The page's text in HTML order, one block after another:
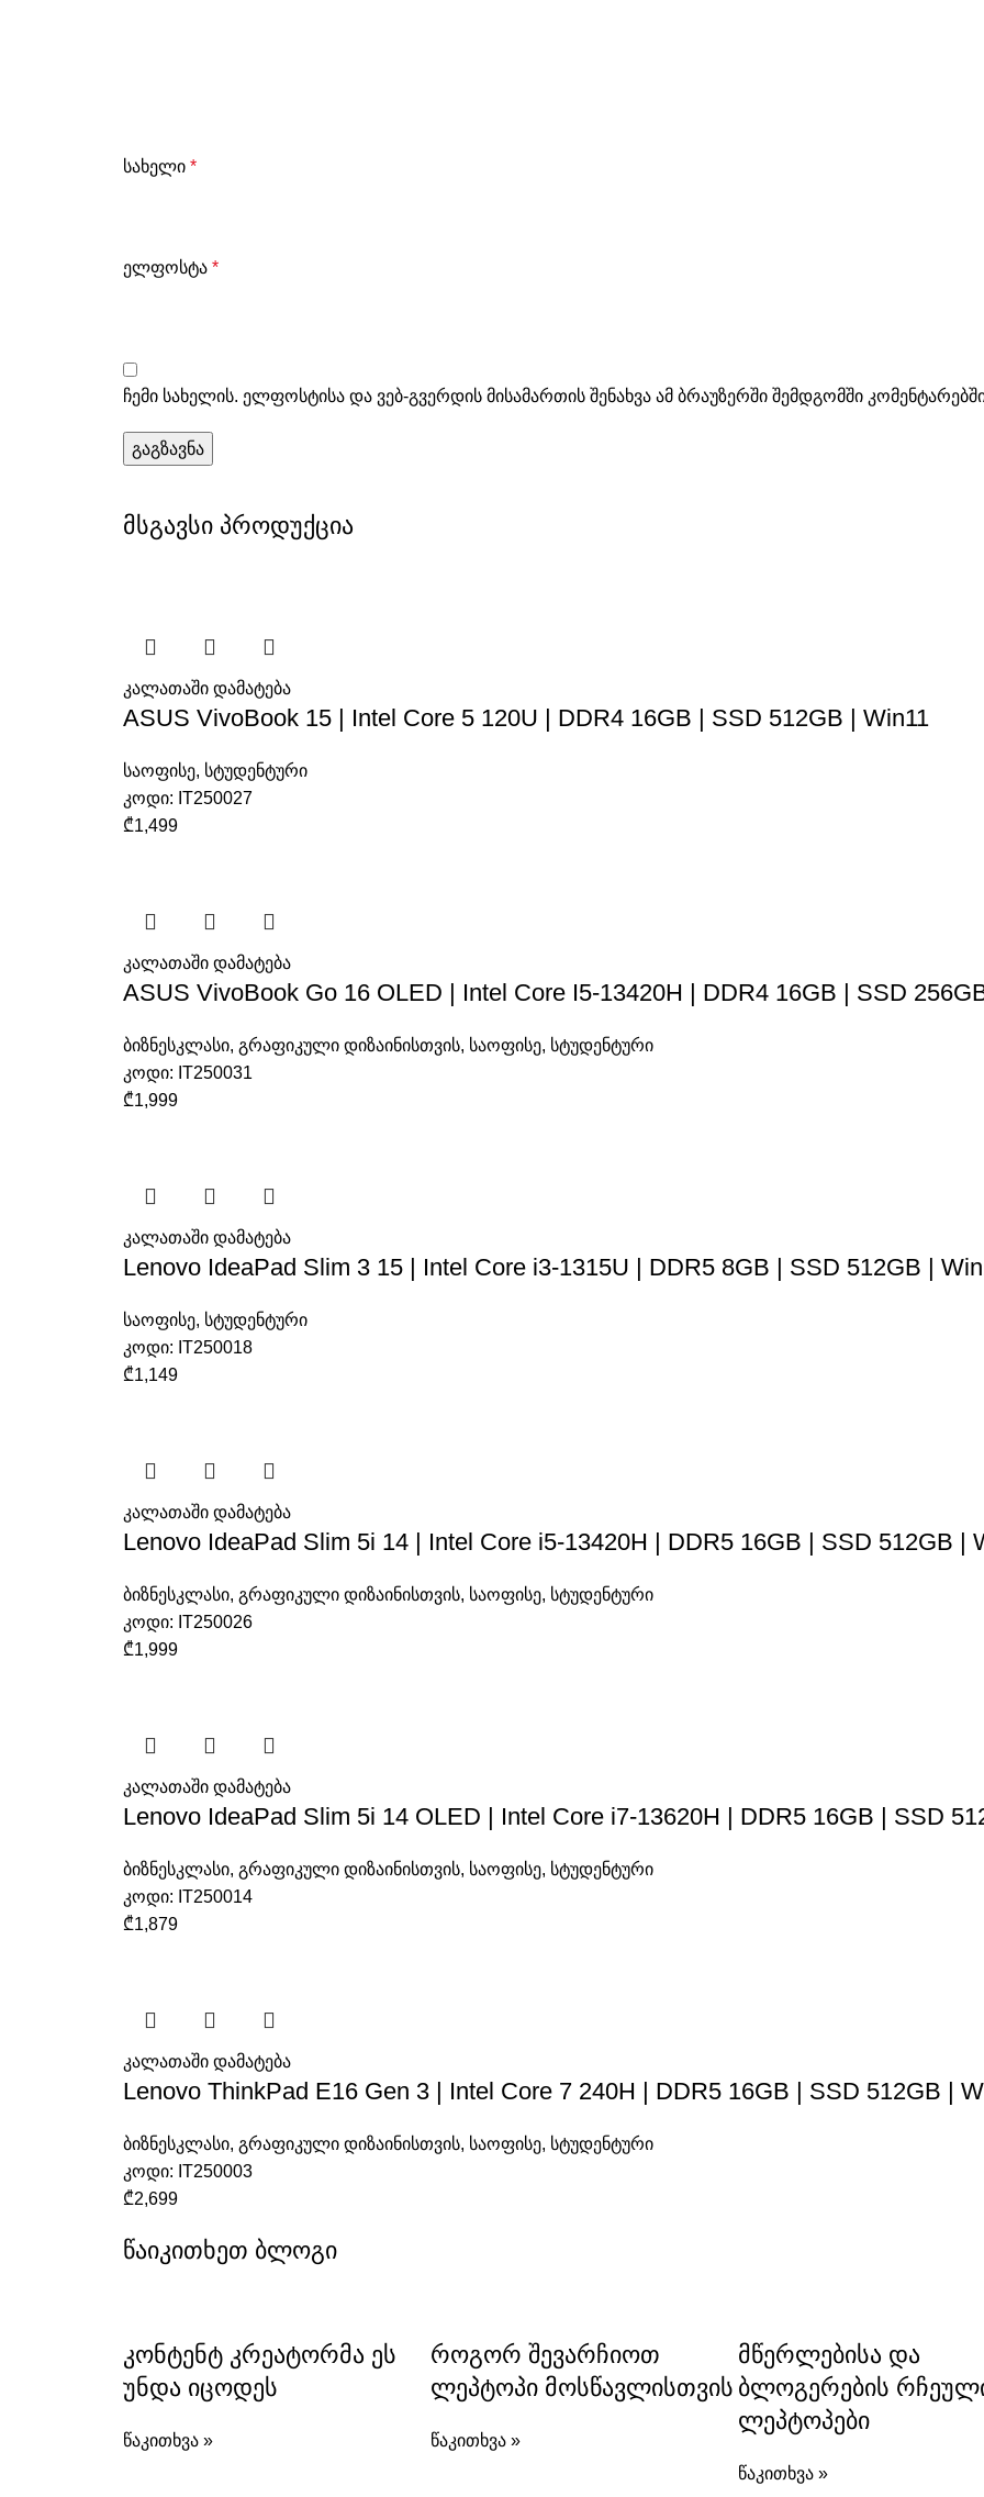
სახელი *
ელფოსტა *
ჩემი სახელის. ელფოსტისა და ვებ-გვერდის მისამართის შენახვა ამ ბრაუზერში შემდგომში
მსგავსი პროდუქცია
კალათაში დამატება
ASUS VivoBook 15 | Intel Core 5 120U | DDR4 16GB | SSD 512GB | Win11
საოფისე, სტუდენტური
კოდი: IT250027
₾1,499
კალათაში დამატება
ASUS VivoBook Go 16 OLED | Intel Core I5-13420H | DDR4 16GB | SSD
ბიზნესკლასი, გრაფიკული დიზაინისთვის, საოფისე, სტუდენტური
კოდი: IT250031
₾1,999
კალათაში დამატება
Lenovo IdeaPad Slim 3 15 | Intel Core i3-1315U | DDR5 8GB | SSD 512GB |
საოფისე, სტუდენტური
კოდი: IT250018
₾1,149
კალათაში დამატება
Lenovo IdeaPad Slim 5i 14 | Intel Core i5-13420H | DDR5 16GB | SSD 512GB |
ბიზნესკლასი, გრაფიკული დიზაინისთვის, საოფისე, სტუდენტური
კოდი: IT250026
₾1,999
კალათაში დამატება
Lenovo IdeaPad Slim 5i 14 OLED | Intel Core i7-13620H | DDR5 16GB | SSD
ბიზნესკლასი, გრაფიკული დიზაინისთვის, საოფისე, სტუდენტური
კოდი: IT250014
₾1,879
კალათაში დამატება
Lenovo ThinkPad E16 Gen 3 | Intel Core 7 240H | DDR5 16GB | SSD 512GB |
ბიზნესკლასი, გრაფიკული დიზაინისთვის, საოფისე, სტუდენტური
კოდი: IT250003
₾2,699
წაიკითხეთ ბლოგი
კონტენტ კრეატორმა ეს
უნდა იცოდეს
წაკითხვა »
როგორ შევარჩიოთ
ლეპტოპი მოსწავლისთვის
წაკითხვა »
მწერლებისა და
ბლოგერების
ლეპტოპები
წაკითხვა »